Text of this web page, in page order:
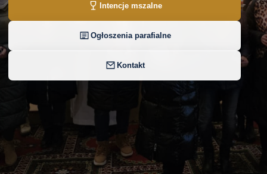
Intencje mszalne
Ogłoszenia parafialne
Kontakt